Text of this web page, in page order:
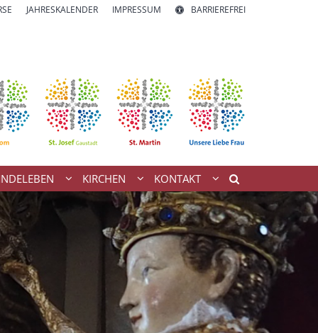
JAHRESKALENDER IMPRESSUM BARRIEREFREI
KIRCHEN KONTAKT